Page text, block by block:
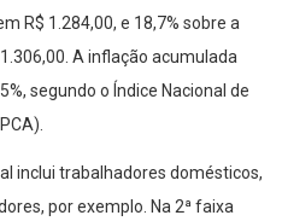
R$ 1.284,00, e 18,7% sobre a
A inflação acumulada
segundo o Índice Nacional de
inclui trabalhadores domésticos,
por exemplo. Na 2ª faixa